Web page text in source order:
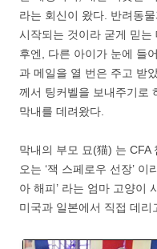
라는 회신이 왔다. 반려동
시작되는 것이라 굳게 믿
후엔, 다른 아이가 눈에 들
과 메일을 열 번은 주고 받
께서 팅커벨을 보내주기로
막내를 데려왔다.
막내의 부모 묘(猫) 는 CFA
오는 ‘잭 스페로우 선장’ 이
아 해피’ 라는 엄마 고양이
미국과 일본에서 직접 데